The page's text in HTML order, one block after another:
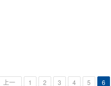
上一
1 2 3 4 5 6